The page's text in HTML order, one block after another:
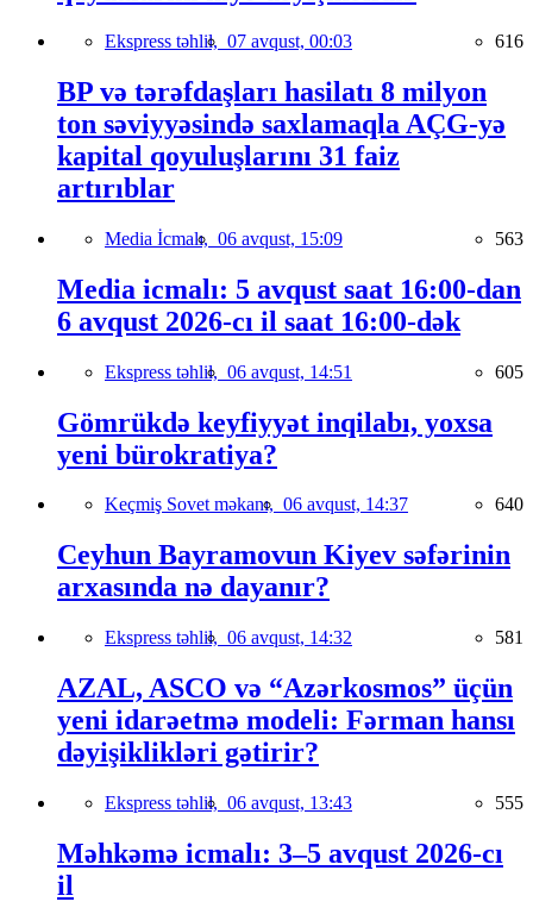
Ekspress təhlil, 07 avqust, 00:03 616
BP və tərəfdaşları hasilatı 8 milyon
ton səviyyəsində saxlamaqla AÇG-yə
kapital qoyuluşlarını 31 faiz
artırıblar
Media İcmalı, 06 avqust, 15:09 563
Media icmalı: 5 avqust saat 16:00-dan
6 avqust 2026-cı il saat 16:00-dək
Ekspress təhlil, 06 avqust, 14:51 605
Gömrükdə keyfiyyət inqilabı, yoxsa
yeni bürokratiya?
Keçmiş Sovet məkanı, 06 avqust, 14:37 640
Ceyhun Bayramovun Kiyev səfərinin
arxasında nə dayanır?
Ekspress təhlil, 06 avqust, 14:32 581
AZAL, ASCO və “Azərkosmos” üçün
yeni idarəetmə modeli: Fərman hansı
dəyişiklikləri gətirir?
Ekspress təhlil, 06 avqust, 13:43 555
Məhkəmə icmalı: 3–5 avqust 2026-cı
il